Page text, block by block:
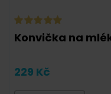
Konvička na
229 Kč